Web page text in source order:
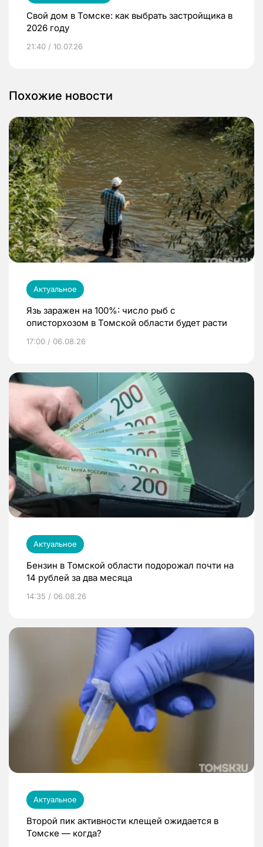
Свой дом в Томске: как выбрать застройщика в
2026 году
21:40 / 10.07.26
Похожие новости
Актуальное
Язь заражен на 100%: число рыб с
описторхозом в Томской области будет расти
17:00 / 06.08.26
Актуальное
Бензин в Томской области подорожал почти на
14 рублей за два месяца
14:35 / 06.08.26
Актуальное
Второй пик активности клещей ожидается в
Томске — когда?